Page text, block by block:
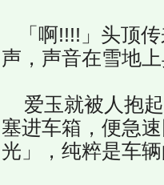
「啊!!!!」头顶传
声，声音在雪地
爱玉就被人抱起
塞进车箱，便急
光」，纯粹是车